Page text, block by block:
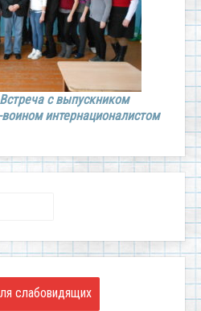
Встреча с выпускником
интернационалистом
слабовидящих